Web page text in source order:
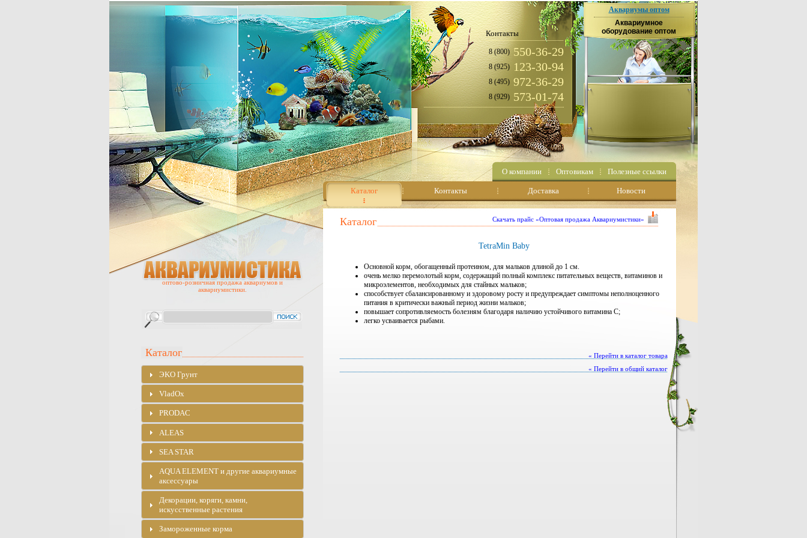
Контакты
8 (800) 550-36-29
8 (925) 123-30-94
8 (495) 972-36-29
8 (929) 573-01-74
Аквариумы оптом
Аквариумное
оборудование оптом
О компании Оптовикам Полезные ссылки
Каталог Контакты Доставка Новости
Каталог Скачать прайс «Оптовая продажа Аквариумистики»
TetraMin Baby
Основной корм, обогащенный протеином, для мальков длиной до 1 см.
очень мелко перемолотый корм, содержащий полный комплекс питательных веществ, витаминов и
микроэлементов, необходимых для стайных мальков;
способствует сбалансированному и здоровому росту и предупреждает симптомы неполноценного
питания в критически важный период жизни мальков;
повышает сопротивляемость болезням благодаря наличию устойчивого витамина С;
легко усваивается рыбами.
« Перейти в каталог товара
« Перейти в общий каталог
оптово-розничная продажа аквариумов и
аквариумистики.
Каталог
ЭKO Грунт
VladOx
PRODAC
ALEAS
SEA STAR
AQUA ELEMENT и другие аквариумные
аксессуары
Декорации, коряги, камни,
искусственные растения
Замороженные корма